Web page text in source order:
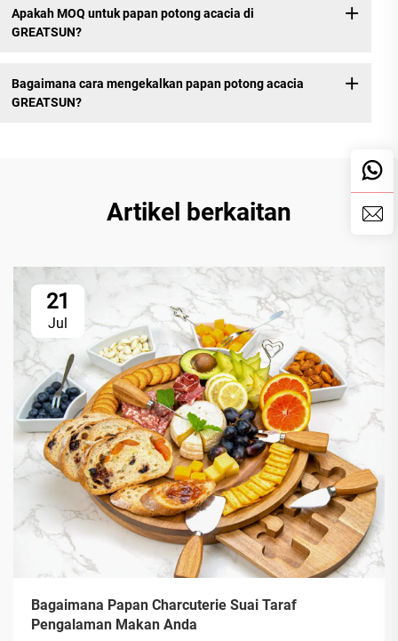
Apakah MOQ untuk papan potong acacia di
GREATSUN?
Bagaimana cara mengekalkan papan potong acacia
GREATSUN?
Artikel berkaitan
21
Jul
Bagaimana Papan Charcuterie Suai Taraf
Pengalaman Makan Anda